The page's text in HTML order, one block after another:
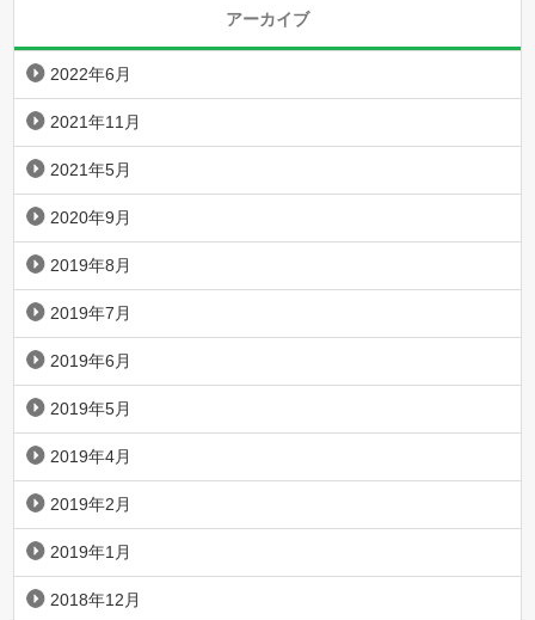
アーカイブ
2022年6月
2021年11月
2021年5月
2020年9月
2019年8月
2019年7月
2019年6月
2019年5月
2019年4月
2019年2月
2019年1月
2018年12月